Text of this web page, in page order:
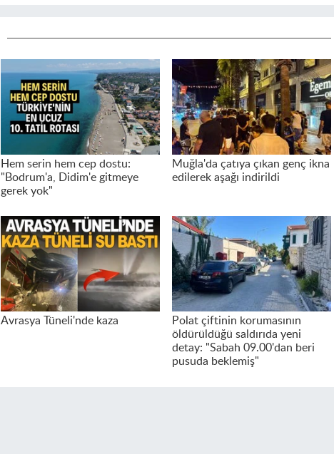
Hem serin hem cep dostu:
"Bodrum'a, Didim'e gitmeye
gerek yok"
Muğla'da çatıya çıkan genç ikna
edilerek aşağı indirildi
Avrasya Tüneli'nde kaza
Polat çiftinin korumasının
öldürüldüğü saldırıda yeni
detay: "Sabah 09.00'dan beri
pusuda beklemiş"